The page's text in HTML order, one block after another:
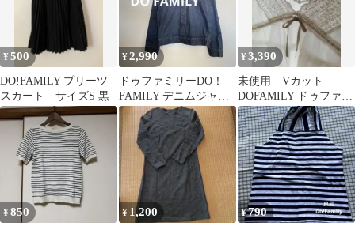
¥500
DO!FAMILY プリーツ
スカート サイズS 黒
¥2,990
ドゥファミリーDO！
FAMILY デニムジャケ
ット インディゴ M
¥3,390
未使用 Vカット
DOFAMILY ドゥファミ
リー 綿ローン 白 ブ
ラウス
¥850 ¥ 1,200 ¥790